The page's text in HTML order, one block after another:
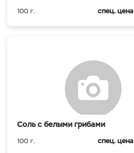
100 г. спец. цена
Соль с белыми грибами
100 г. спец. цена